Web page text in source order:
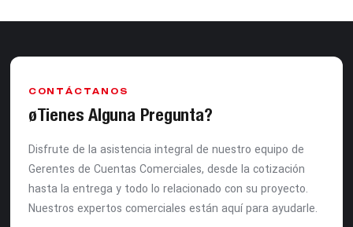
CONTÁCTANOS
¿Tienes Alguna Pregunta?
Disfrute de la asistencia integral de nuestro equipo de
Gerentes de Cuentas Comerciales, desde la cotización
hasta la entrega y todo lo relacionado con su proyecto.
Nuestros expertos comerciales están aquí para ayudarle.